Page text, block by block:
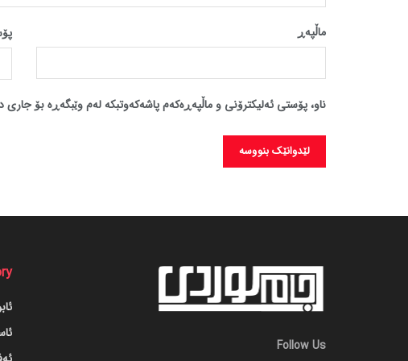
ماڵپه‌ڕ
ناو، پۆستی ئەلیکترۆنی و ماڵپەڕەکەم پاشەکەوتبکە لەم وێبگەڕە بۆ جاری
Follow Us